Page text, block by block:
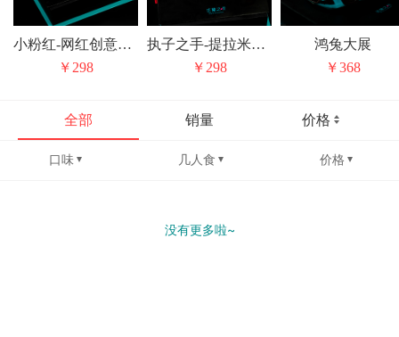
小粉红-网红创意巧克力草莓心形生日蛋糕
￥298
执子之手-提拉米苏情人节纪念日生日蛋糕
￥298
鸿兔大展
￥368
全部 销量 价格
口味 几人食 价格
没有更多啦~